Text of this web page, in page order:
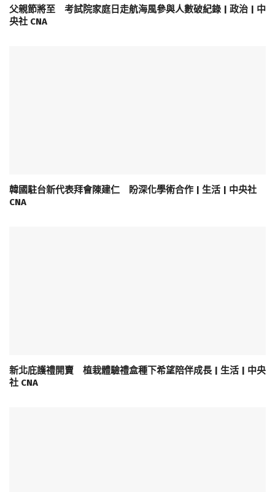
父親節將至 考試院家庭日走航海風參與人數破紀錄 | 政治 | 中
央社 CNA
韓國駐台新代表拜會陳建仁 盼深化學術合作 | 生活 | 中央社
CNA
新北庇護禮開賣 植栽體驗禮盒種下希望陪伴成長 | 生活 | 中央
社 CNA